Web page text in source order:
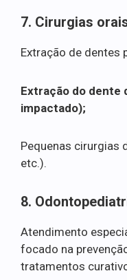
7. Cirurgias
Extração de dentes
Extração do dente
impactado);
Pequenas cirurgias
etc.).
8.
Atendimento
focado na
tratamentos